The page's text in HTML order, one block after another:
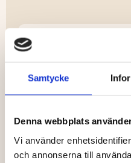
Samtycke
Denna webbplats
Vi använder
och annonserna till
Varumärke
DU KANSKE